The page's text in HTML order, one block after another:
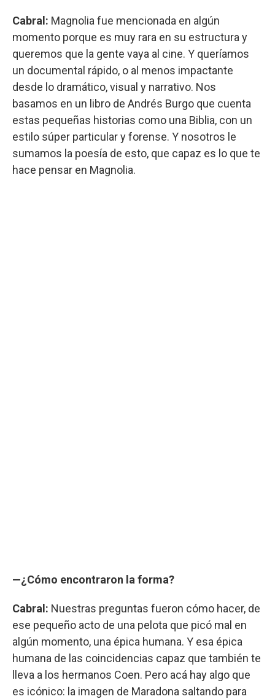
Cabral: Magnolia fue mencionada en algún
momento porque es muy rara en su estructura y
queremos que la gente vaya al cine. Y queríamos
un documental rápido, o al menos impactante
desde lo dramático, visual y narrativo. Nos
basamos en un libro de Andrés Burgo que cuenta
estas pequeñas historias como una Biblia, con un
estilo súper particular y forense. Y nosotros le
sumamos la poesía de esto, que capaz es lo que te
hace pensar en Magnolia.
—¿Cómo encontraron la forma?
Cabral: Nuestras preguntas fueron cómo hacer, de
ese pequeño acto de una pelota que picó mal en
algún momento, una épica humana. Y esa épica
humana de las coincidencias capaz que también te
lleva a los hermanos Coen. Pero acá hay algo que
es icónico: la imagen de Maradona saltando para